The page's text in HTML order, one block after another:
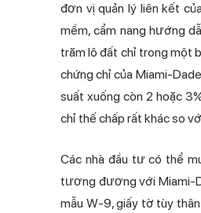
đơn vị quản lý liên kết
mềm, cẩm nang hướng
trăm lô đất chỉ trong một
chứng chỉ của Miami-
suất xuống còn 2 hoặc
chỉ thế chấp rất khác so
Các nhà đầu tư có thể
tương đương với Miami-
mẫu W-9, giấy tờ tùy